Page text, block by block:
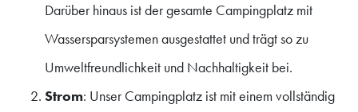
Darüber hinaus ist der gesamte Campingplatz mit
Wassersparsystemen ausgestattet und trägt so zu
Umweltfreundlichkeit und Nachhaltigkeit bei.
Strom: Unser Campingplatz ist mit einem vollständig